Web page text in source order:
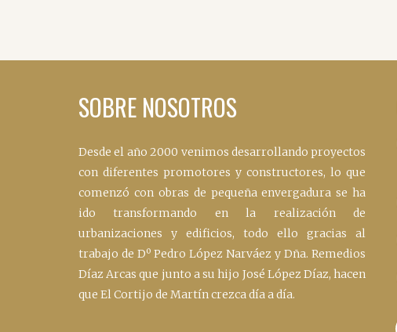
SOBRE NOSOTROS
Desde el año 2000 venimos desarrollando proyectos
con diferentes promotores y constructores, lo que
comenzó con obras de pequeña envergadura se ha
ido transformando en la realización de
urbanizaciones y edificios, todo ello gracias al
trabajo de Dº Pedro López Narváez y Dña. Remedios
Díaz Arcas que junto a su hijo José López Díaz, hacen
que El Cortijo de Martín crezca día a día.